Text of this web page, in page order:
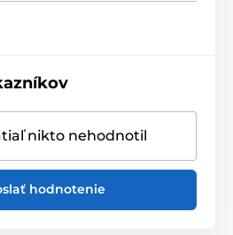
nikto nehodnotil
hodnotenie